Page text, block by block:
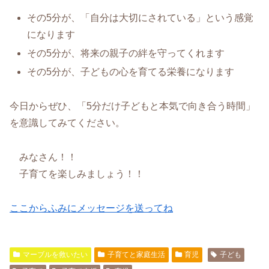
その5分が、「自分は大切にされている」という感覚
になります
その5分が、将来の親子の絆を守ってくれます
その5分が、子どもの心を育てる栄養になります
今日からぜひ、「5分だけ子どもと本気で向き合う時間」
を意識してみてください。
みなさん！！
子育てを楽しみましょう！！
ここからふみにメッセージを送ってね
マーブルを救いたい 子育てと家庭生活 育児
子ども